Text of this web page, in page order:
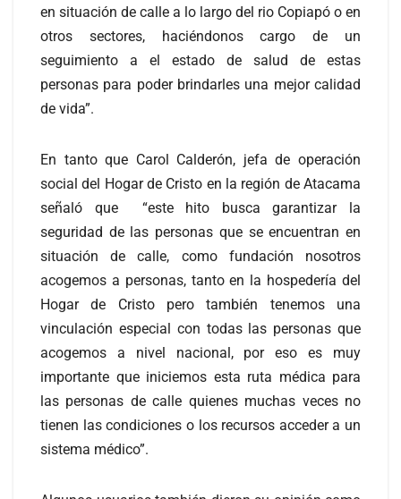
en situación de calle a lo largo del rio Copiapó o en
otros sectores, haciéndonos cargo de un
seguimiento a el estado de salud de estas
personas para poder brindarles una mejor calidad
de vida”.
En tanto que Carol Calderón, jefa de operación
social del Hogar de Cristo en la región de Atacama
señaló que “este hito busca garantizar la
seguridad de las personas que se encuentran en
situación de calle, como fundación nosotros
acogemos a personas, tanto en la hospedería del
Hogar de Cristo pero también tenemos una
vinculación especial con todas las personas que
acogemos a nivel nacional, por eso es muy
importante que iniciemos esta ruta médica para
las personas de calle quienes muchas veces no
tienen las condiciones o los recursos acceder a un
sistema médico”.